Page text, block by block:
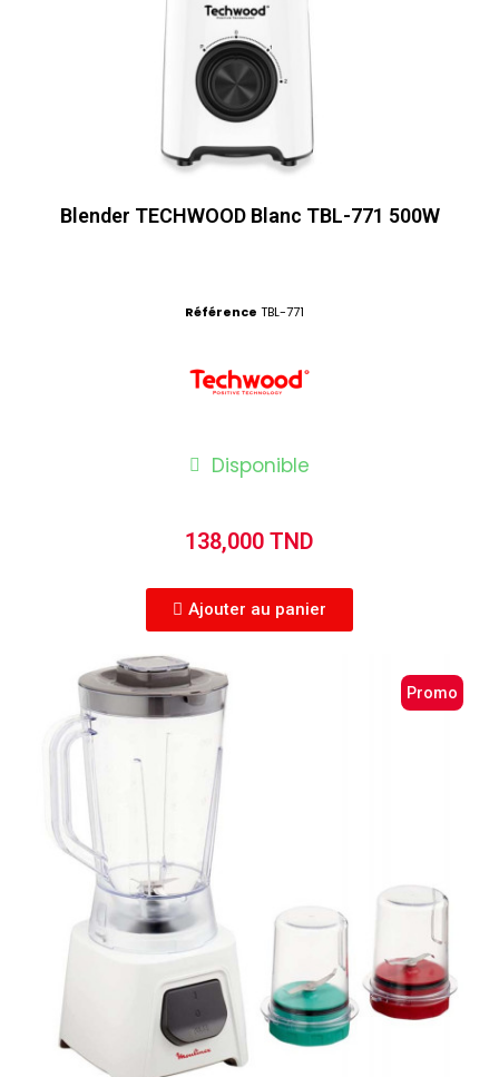
Blender TECHWOOD Blanc TBL-771 500W
Référence TBL-771
Disponible
138,000 TND
Ajouter au panier
Promo